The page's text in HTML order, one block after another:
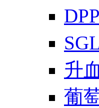
升
葡